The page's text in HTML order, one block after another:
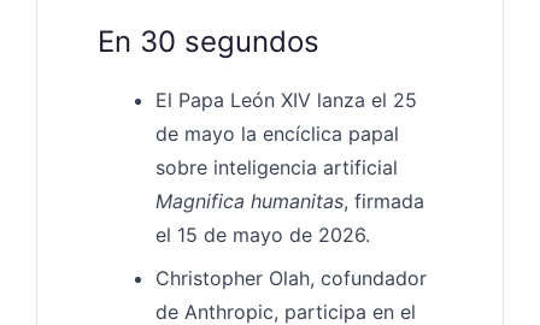
En 30 segundos
El Papa León XIV lanza el 25
de mayo la encíclica papal
sobre inteligencia artificial
Magnifica humanitas, firmada
el 15 de mayo de 2026.
Christopher Olah, cofundador
de Anthropic, participa en el